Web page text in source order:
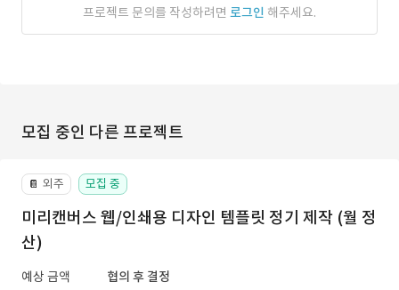
프로젝트 문의를 작성하려면 로그인 해주세요.
모집 중인 다른 프로젝트
📔 외주 모집 중
미리캔버스 웹/인쇄용 디자인 템플릿 정기 제작 (월 정
산)
예상 금액
협의 후 결정